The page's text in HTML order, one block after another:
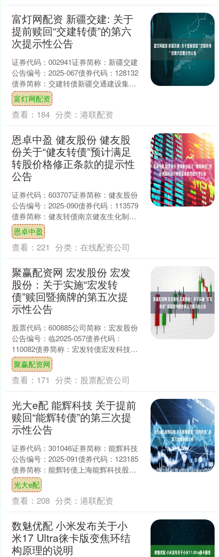
富灯网配资 新疆交建: 关于
提前赎回“交建转债”的第六
次提示性公告
证券代码：002941证券简称：新疆交建
公告编号：2025-067债券代码：128132
债券简称：交建转债新疆交通建设集团
股份有限公司本公司及董事会全体成员
保证....
富灯网配资
查看： 184 分类： 港联配资
恩卓中盈 健友股份 健友股
份关于“健友转债”预计满足
转股价格修正条款的提示性
公告
证券代码：603707证券简称：健友股份
公告编号：2025-090债券代码：113579
债券简称：健友转债南京健友生化制药
股份有限公司关于“健友转债”预计满足
转....
恩卓中盈
查看： 221 分类： 在线配资公司
聚赢配资网 宏发股份 宏发
股份：关于实施“宏发转
债”赎回暨摘牌的第五次提
示性公告
股票代码：600885公司简称：宏发股份
公告编号：临2025-057债券代码：
110082债券简称：宏发转债宏发科技股
份有限公司关于实施“宏发转债”赎回暨摘
牌的....
聚赢配资网
查看： 171 分类： 股票配资公司
光大e配 能辉科技 关于提前
赎回“能辉转债”的第三次提
示性公告
证券代码：301046证券简称：能辉科技
公告编号：2025-091债券代码：123185
债券简称：能辉转债上海能辉科技股份
有限公司本公司及董事会全体成员保证
信息....
光大e配
查看： 208 分类： 港联配资
数魅优配 小米发布关于小
米17 Ultra徕卡版变焦环结
构原理的说明